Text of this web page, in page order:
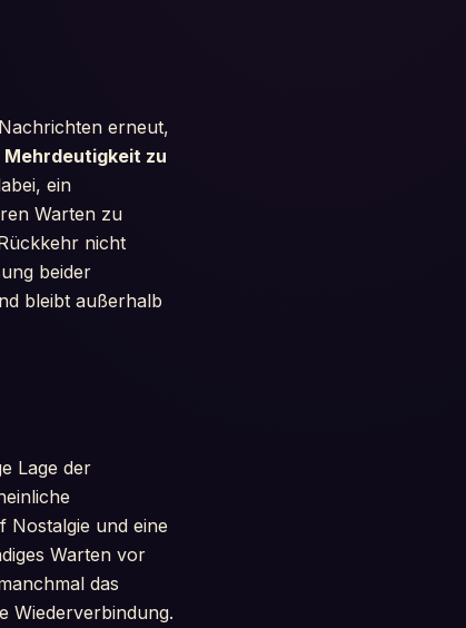
erneut,
Mehrdeutigkeit zu
ein
Warten zu
nicht
beider
bleibt außerhalb
Lage der
Nostalgie und eine
Warten vor
das
Wiederverbindung.